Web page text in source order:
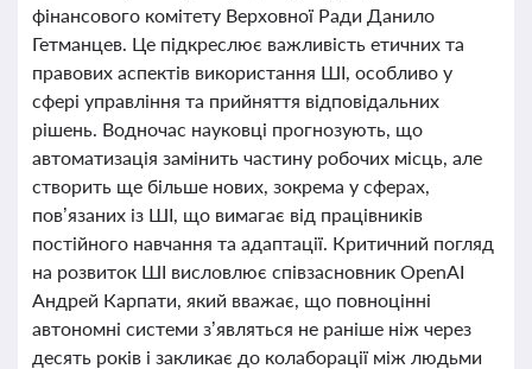
фінансового комітету Верховної Ради Данило
Гетманцев. Це підкреслює важливість етичних та
правових аспектів використання ШІ, особливо у
сфері управління та прийняття відповідальних
рішень. Водночас науковці прогнозують, що
автоматизація замінить частину робочих місць, але
створить ще більше нових, зокрема у сферах,
пов’язаних із ШІ, що вимагає від працівників
постійного навчання та адаптації. Критичний погляд
на розвиток ШІ висловлює співзасновник OpenAI
Андрей Карпати, який вважає, що повноцінні
автономні системи з’являться не раніше ніж через
десять років і закликає до колаборації між людьми